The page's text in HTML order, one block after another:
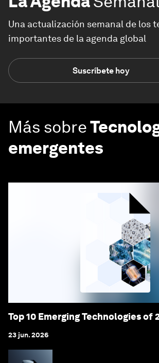
Una actualización semanal de los
importantes de la agenda global
Suscríbete hoy
Más sobre
emergentes
Top 10 Emerging Technologies of
23 jun. 2026